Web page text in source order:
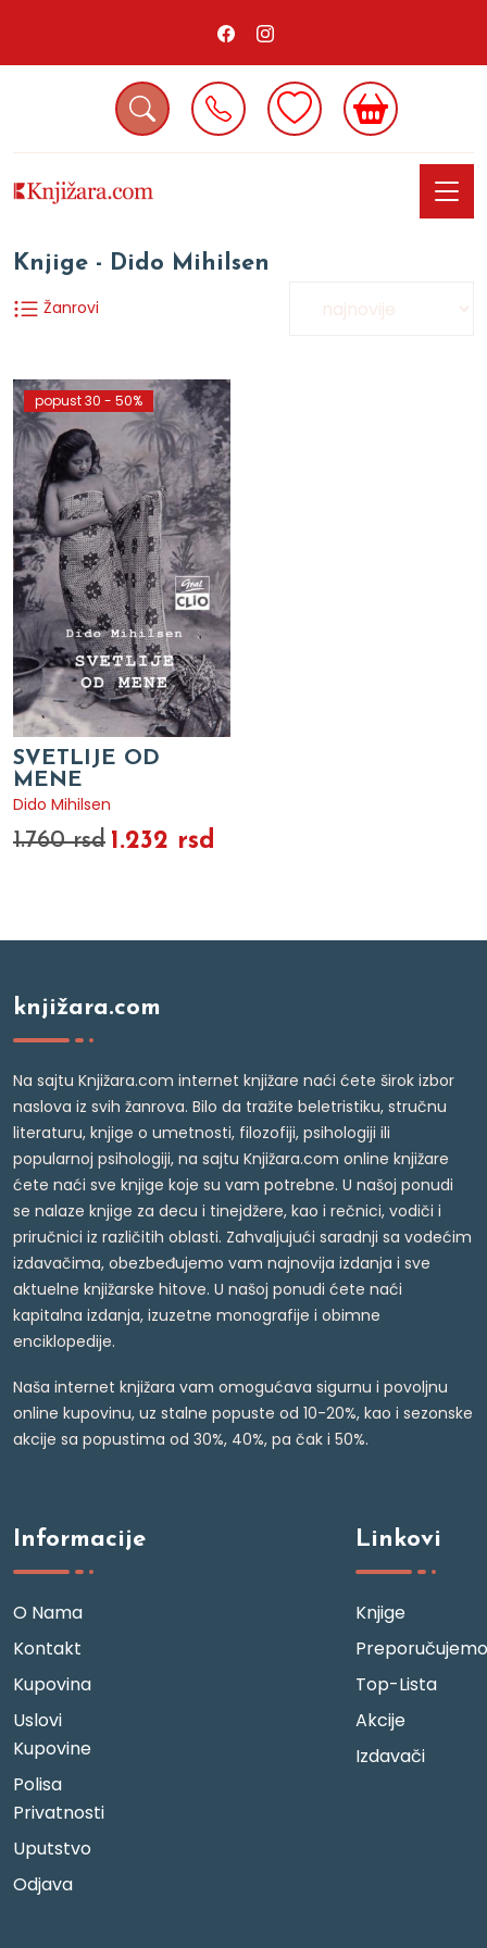
Knjige - Dido Mihilsen
Žanrovi
popust 30 - 50%
SVETLIJE OD
MENE
Dido Mihilsen
1.760 rsd 1.232 rsd
knjižara.com
Na sajtu Knjižara.com internet knjižare naći ćete širok izbor
naslova iz svih žanrova. Bilo da tražite beletristiku, stručnu
literaturu, knjige o umetnosti, filozofiji, psihologiji ili
popularnoj psihologiji, na sajtu Knjižara.com online knjižare
ćete naći sve knjige koje su vam potrebne. U našoj ponudi
se nalaze knjige za decu i tinejdžere, kao i rečnici, vodiči i
priručnici iz različitih oblasti. Zahvaljujući saradnji sa vodećim
izdavačima, obezbeđujemo vam najnovija izdanja i sve
aktuelne knjižarske hitove. U našoj ponudi ćete naći
kapitalna izdanja, izuzetne monografije i obimne
enciklopedije.
Naša internet knjižara vam omogućava sigurnu i povoljnu
online kupovinu, uz stalne popuste od 10-20%, kao i sezonske
akcije sa popustima od 30%, 40%, pa čak i 50%.
Informacije
O Nama
Kontakt
Kupovina
Uslovi
Kupovine
Polisa
Privatnosti
Uputstvo
Odjava
Linkovi
Knjige
Preporučujemo
Top-Lista
Akcije
Izdavači